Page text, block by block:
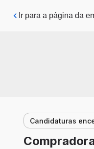
Pular para o conteúdo
Ir para a página da
Candidaturas